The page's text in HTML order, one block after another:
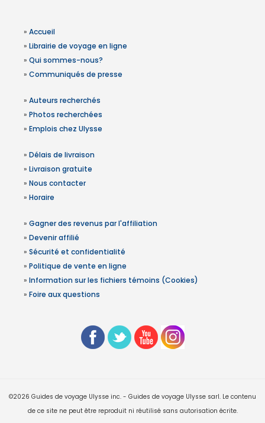
» Accueil
» Librairie de voyage en ligne
» Qui sommes-nous?
» Communiqués de presse
» Auteurs recherchés
» Photos recherchées
» Emplois chez Ulysse
» Délais de livraison
» Livraison gratuite
» Nous contacter
» Horaire
» Gagner des revenus par l'affiliation
» Devenir affilié
» Sécurité et confidentialité
» Politique de vente en ligne
» Information sur les fichiers témoins (Cookies)
» Foire aux questions
©2026 Guides de voyage Ulysse inc. - Guides de voyage Ulysse sarl. Le contenu
de ce site ne peut être reproduit ni réutilisé sans autorisation écrite.